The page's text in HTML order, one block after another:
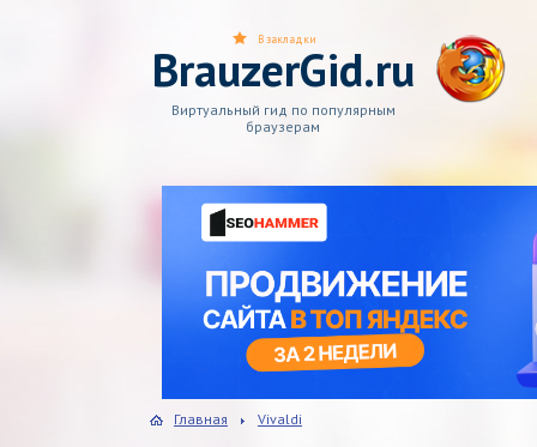
BrauzerGid.ru
Виртуальный гид по популярным
браузерам
В закладки
Главная Vivaldi